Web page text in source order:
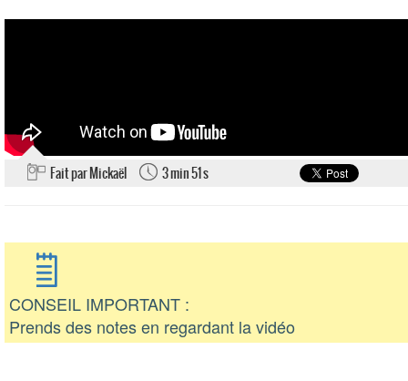
Fait par Mickaël 3 min 51 s
CONSEIL IMPORTANT :
Prends des notes en regardant la vidéo